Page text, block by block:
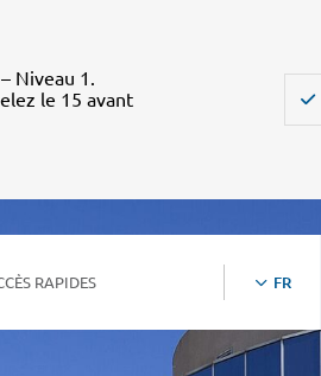
Niveau 1.
le 15 avant
RAPIDES FR